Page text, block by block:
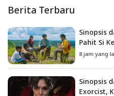
Berita Terbaru
Sinopsis
Pahit Si
Hilangnya
8 jam yang
Sinopsis
Exorcist,